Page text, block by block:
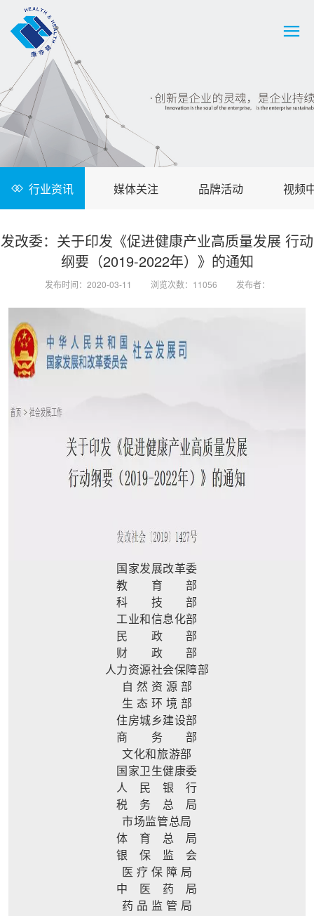
行业资讯 媒体关注 品牌活动 视频
发改委：关于印发《促进健康产业高质量发展 行动
纲要（2019-2022年）》的通知
发布时间：2020-03-11 浏览次数：11056 发布者：
国家发展改革委
教 育 部
科 技 部
工业和信息化部
民 政 部
财 政 部
人力资源社会保障部
自 然 资 源 部
生 态 环 境 部
住房城乡建设部
商 务 部
文化和旅游部
国家卫生健康委
人 民 银 行
税 务 总 局
市场监管总局
体 育 总 局
银 保 监 会
医 疗 保 障 局
中 医 药 局
药 品 监 管 局